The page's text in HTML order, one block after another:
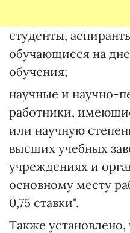
студенты,
обучающиеся на
обучения;
научные и научно-
работники,
или научную
высших учебных
учреждениях и
основному месту
0,75 ставки".
Также